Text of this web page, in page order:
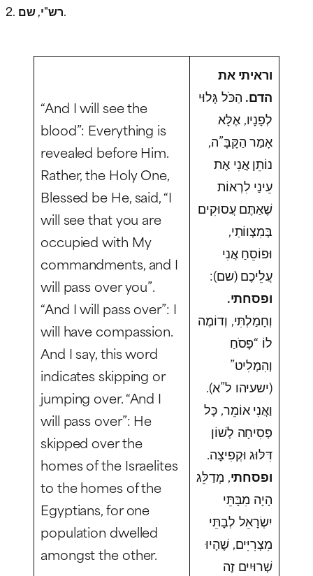
2. רש"י, שם.
“And I will see the
blood”: Everything is
revealed before Him.
Rather, the Holy One,
Blessed be He, said, “I
will see that you are
occupied with My
commandments, and I
will pass over you”.
“And I will pass over”: I
will have compassion.
And I say, this word
indicates skipping or
jumping over. “And I
will pass over”: He
skipped over the
homes of the Israelites
to the homes of the
Egyptians, for one
population dwelled
amongst the other.
וראיתי את
הדם. הַכֹּל גָּלוּי
לְפָנָיו, אֶלָּא
אָמַר הַקָּבָּ”ה,
נוֹתֵן אֲנִי אֶת
עֵינַי לִרְאוֹת
שֶׁאַתֶּם עֲסוּקִים
בְּמִצְווֹתַי,
וּפוֹסֵחַ אֲנִי
עֲלֵיכֶם (שם):
ופסחתי.
וְחָמַלְתִּי, וְדוֹמֶה
לוֹ “פָּסֹחַ
וְהִמְלִיט”
(ישעיהו ל”א).
וַאֲנִי אוֹמֵר, כָּל
פְּסִיחָה לְשׁוֹן
דִּלּוּג וּקְפִיצָה.
ופסחתי, מְדַלֵּג
הָיָה מִבָּתֵּי
יִשְׂרָאֵל לְבָתֵּי
מִצְרִיִּים, שֶׁהָיוּ
שְׁרוּיִים זֶה